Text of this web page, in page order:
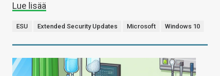
Lue lisää
ESU Extended Security Updates Microsoft Windows 10